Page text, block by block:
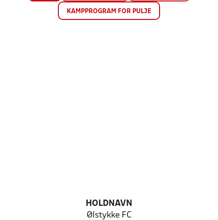
KAMPPROGRAM FOR PULJE
HOLDNAVN
Ølstykke FC